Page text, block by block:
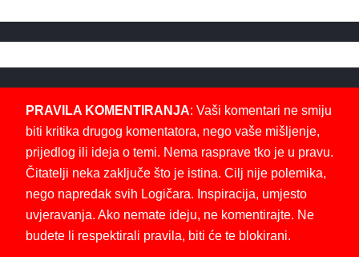
PRAVILA KOMENTIRANJA: Vaši komentari ne smiju
biti kritika drugog komentatora, nego vaše mišljenje,
prijedlog ili ideja o temi. Nema rasprave tko je u pravu.
Čitatelji neka zaključe što je istina. Cilj nije polemika,
nego napredak svih Logičara. Inspiracija, umjesto
uvjeravanja. Ako nemate ideju, ne komentirajte. Ne
budete li respektirali pravila, biti će te blokirani.